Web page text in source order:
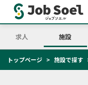
求人 施設
トップページ 施設で探す